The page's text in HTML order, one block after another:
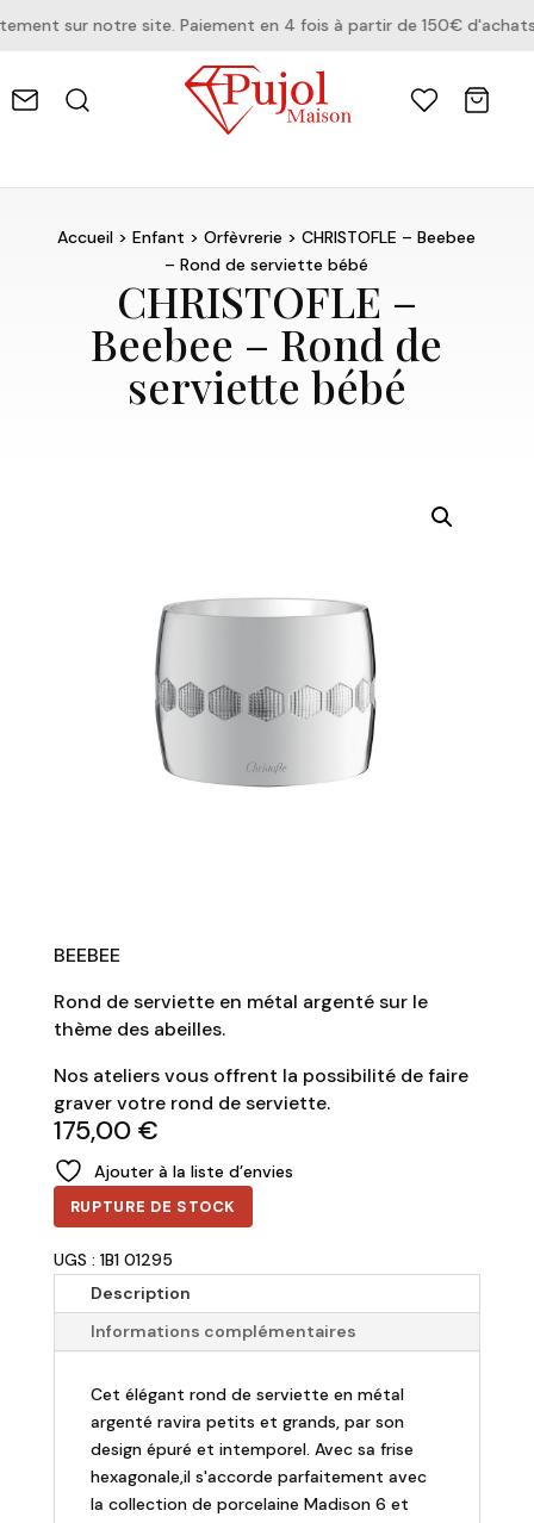
sur notre site. Paiement en 4 fois à partir de 150€ d'achats.
Accueil >Enfant >Orfèvrerie > CHRISTOFLE – Beebee
– Rond de serviette bébé
CHRISTOFLE –
Beebee – Rond de
serviette bébé
BEEBEE
Rond de serviette en métal argenté sur le
thème des abeilles.
Nos ateliers vous offrent la possibilité de faire
graver votre rond de serviette.
175,00 €
Ajouter à la liste d’envies
RUPTURE DE STOCK
UGS : 1B1 01295
Description
Informations complémentaires
Cet élégant rond de serviette en métal
argenté ravira petits et grands, par son
design épuré et intemporel. Avec sa frise
hexagonale,il s'accorde parfaitement avec
la collection de porcelaine Madison 6 et